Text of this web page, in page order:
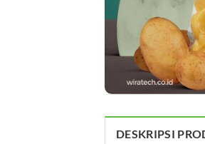
DESKRIPSI